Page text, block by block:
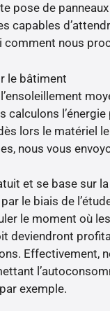
pose de
capables
comment nous
le bâtiment
calculons
lors le matériel
nous vous
et se base sur
le biais de
le moment où
deviendront
Effectivement,
exemple.